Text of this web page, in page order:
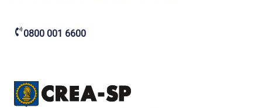
0800 001 6600